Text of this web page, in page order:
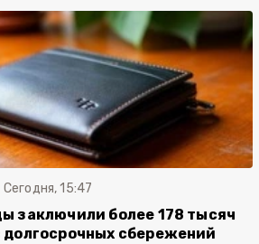
Сегодня, 15:47
заключили более 178 тысяч
долгосрочных сбережений